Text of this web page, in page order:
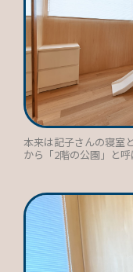
本来は記子さんの寝室
から「2階の公園」と